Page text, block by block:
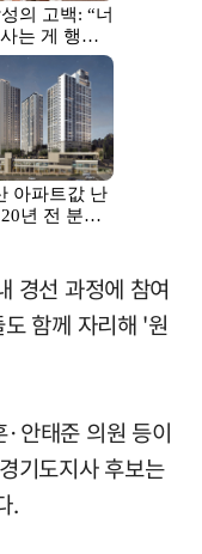
경선 과정에 참여
함께 자리해 '원
안태준 의원 등이
기도지사 후보는
.